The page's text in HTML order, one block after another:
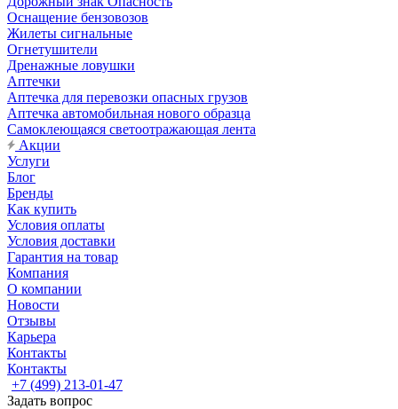
Оснащение бензовозов
Жилеты сигнальные
Огнетушители
Дренажные ловушки
Аптечки
Аптечка для перевозки опасных грузов
Аптечка автомобильная нового образца
Самоклеющаяся светоотражающая лента
Акции
Услуги
Блог
Бренды
Как купить
Условия оплаты
Условия доставки
Гарантия на товар
Компания
О компании
Новости
Отзывы
Карьера
Контакты
Контакты
+7 (499) 213-01-47
Задать вопрос